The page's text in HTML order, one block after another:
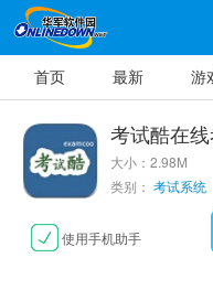
首页 最新 游
考试酷在
大小：2.98M
类别： 考试系统
使用手机助手